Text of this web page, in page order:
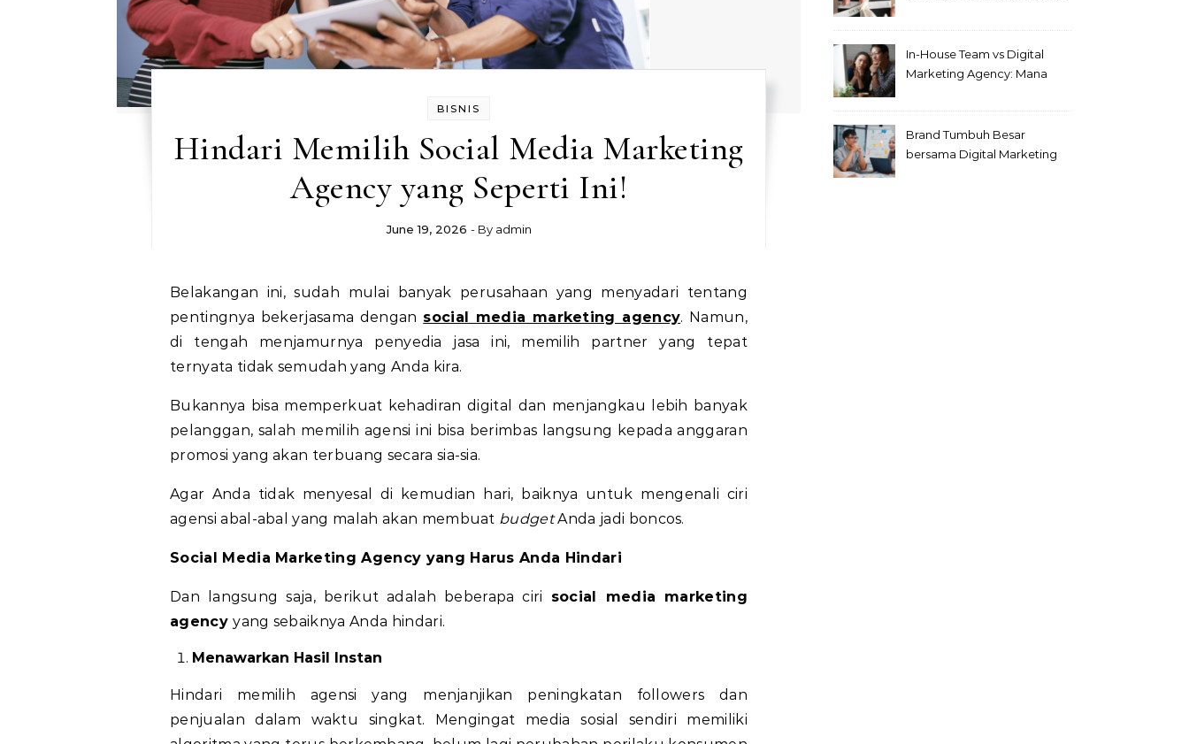
BISNIS
Hindari Memilih Social Media Marketing
Agency yang Seperti Ini!
June 19, 2026 - By admin
Belakangan ini, sudah mulai banyak perusahaan yang menyadari tentang
pentingnya bekerjasama dengan social media marketing agency. Namun,
di tengah menjamurnya penyedia jasa ini, memilih partner yang tepat
ternyata tidak semudah yang Anda kira.
Bukannya bisa memperkuat kehadiran digital dan menjangkau lebih banyak
pelanggan, salah memilih agensi ini bisa berimbas langsung kepada anggaran
promosi yang akan terbuang secara sia-sia.
Agar Anda tidak menyesal di kemudian hari, baiknya untuk mengenali ciri
agensi abal-abal yang malah akan membuat budgetAnda jadi boncos.
Social Media Marketing Agency yang Harus Anda Hindari
Dan langsung saja, berikut adalah beberapa ciri social media marketing
agencyyang sebaiknya Anda hindari.
Menawarkan Hasil Instan
Hindari memilih agensi yang menjanjikan peningkatan followers dan
penjualan dalam waktu singkat. Mengingat media sosial sendiri memiliki
In-House Team vs Digital
Marketing Agency: Mana
Brand Tumbuh Besar
bersama Digital Marketing